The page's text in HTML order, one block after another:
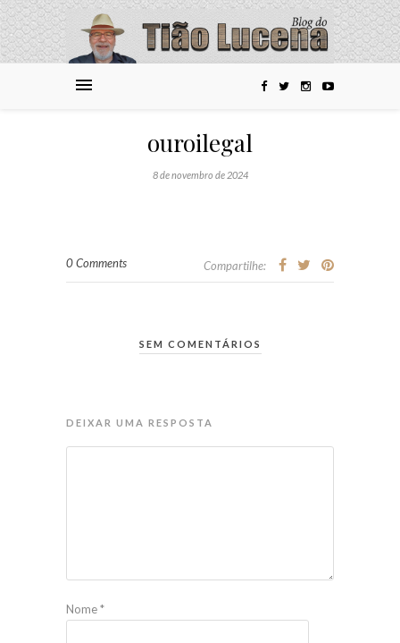
ouroilegal
8 de novembro de 2024
0 Comments Compartilhe:
SEM COMENTÁRIOS
DEIXAR UMA RESPOSTA
Nome*